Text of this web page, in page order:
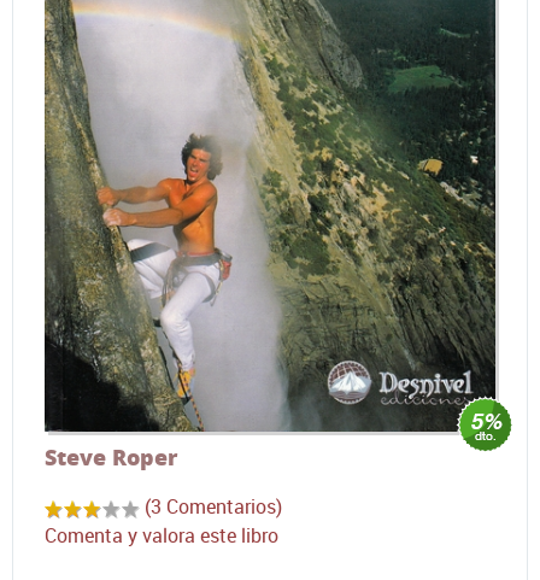
Steve Roper
(3 Comentarios)
Comenta y valora este libro